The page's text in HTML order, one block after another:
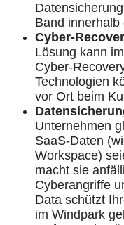
Band
Cyber-
Lösung kann
Cyber-
Technologien
vor Ort beim
Unternehmen
SaaS-Daten
Workspace)
macht sie
Cyberangriffe
Data schützt
im Windpark